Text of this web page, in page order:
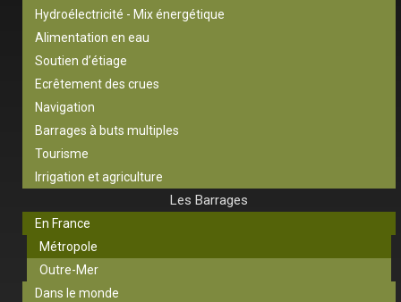
Hydroélectricité - Mix énergétique
Alimentation en eau
Soutien d’étiage
Ecrêtement des crues
Navigation
Barrages à buts multiples
Tourisme
Irrigation et agriculture
Les Barrages
En France
Métropole
Outre-Mer
Dans le monde